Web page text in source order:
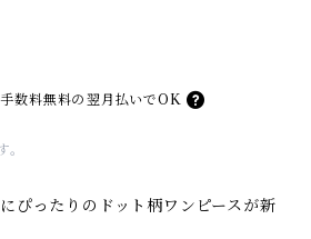
手数料無料の 翌月払いでOK
。
ぴったりのドット柄ワンピースが新